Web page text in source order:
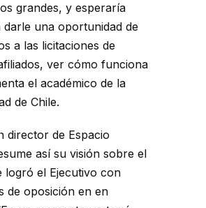
grandes, y esperaría
darle una oportunidad de
a las licitaciones de
ver cómo funciona
el académico de la
de Chile.
director de Espacio
así su visión sobre el
logró el Ejecutivo con
de oposición en en